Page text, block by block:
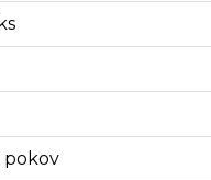
pokov